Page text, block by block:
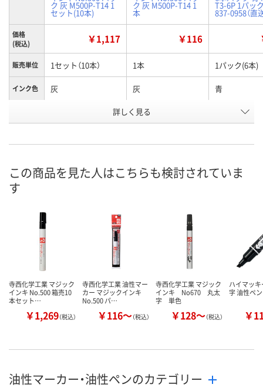
ク 灰 M500P-T14 1
セット(10本)
ク 灰 M500P-T14 1
本
T3-6P 1パッ
837-0958（直
価格
(税込)
￥1,117 ￥116
販売単位 1セット（10本） 1本 1パック(6本)
インク色 灰 灰 青
EW71341 J116845
お届け日
ついてご連絡いたし
8月9日（日） 8月12日（水）
カゴへ カ
詳しく見る
この商品を見た人はこちらも検討されていま
す
寺西化学工業 マジック
インキ No.500 箱売10
本セット…
￥1,269（税込）
寺西化学工業 油性マー
カー マジックインキ
No.500 パ…
￥116～（税込）
寺西化学工業 マジック
インキ No670 丸太
字 単色
￥128～（税込）
ハイマッ
字 油性ペ
￥
油性マーカー・油性ペンのカテゴリー